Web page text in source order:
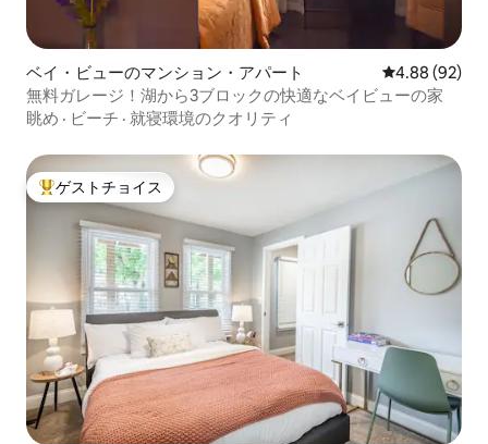
ベイ・ビューのマンション・アパート レビュー92
4.88 (92)
無料ガレージ！湖から3ブロックの快適なベイビューの家
眺め · ビーチ · 就寝環境のクオリティ
大好評のゲストチョイスです。
ゲストチョイス